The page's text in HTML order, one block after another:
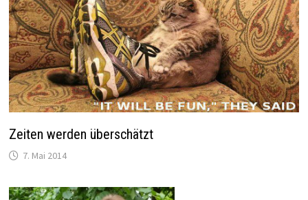
Zeiten werden überschätzt
7. Mai 2014